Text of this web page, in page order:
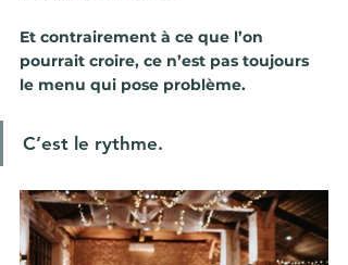
Et contrairement à ce que l’on
pourrait croire, ce n’est pas toujours
le menu qui pose problème.
C’est le rythme.